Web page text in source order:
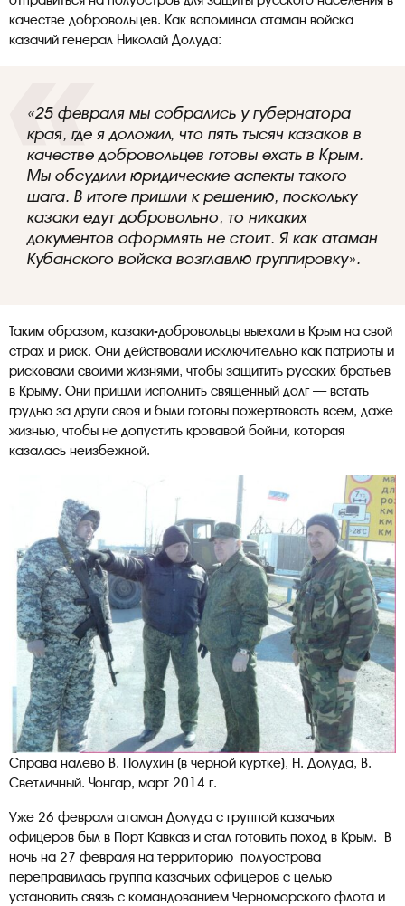
качестве добровольцев. Как вспоминал атаман войска
казачий генерал Николай Долуда:
«25 февраля мы собрались у губернатора
края, где я доложил, что пять тысяч казаков в
качестве добровольцев готовы ехать в Крым.
Мы обсудили юридические аспекты такого
шага. В итоге пришли к решению, поскольку
казаки едут добровольно, то никаких
документов оформлять не стоит. Я как атаман
Кубанского войска возглавлю группировку».
Таким образом, казаки-добровольцы выехали в Крым на свой
страх и риск. Они действовали исключительно как патриоты и
рисковали своими жизнями, чтобы защитить русских братьев
в Крыму. Они пришли исполнить священный долг — встать
грудью за други своя и были готовы пожертвовать всем, даже
жизнью, чтобы не допустить кровавой бойни, которая
казалась неизбежной.
Справа налево В. Полухин (в черной куртке), Н. Долуда, В.
Светличный. Чонгар, март 2014 г.
Уже 26 февраля атаман Долуда с группой казачьих
офицеров был в Порт Кавказ и стал готовить поход в Крым. В
ночь на 27 февраля на территорию полуострова
переправилась группа казачьих офицеров с целью
установить связь с командованием Черноморского флота и